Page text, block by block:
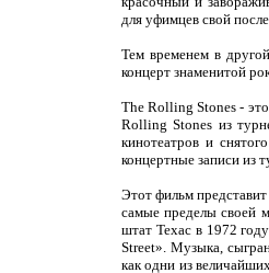
для уфимцев свой
Тем временем в
концерт знаменитой
The Rolling Stones -
Rolling Stones из
кинотеатров и
концертные записи из
Этот фильм
самые пределы своей
штат Техас в 1972
Street». Музыка,
как одни из